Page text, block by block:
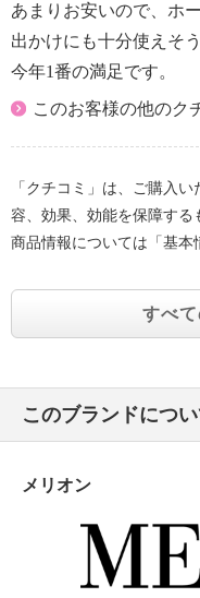
あまりお安いので、ホ
出かけにも十分使えそう
今年1番の満足です。
このお客様の他のク
「クチコミ」は、ご購入
容、効果、効能を保障する
商品情報については「基本
すべ
このブランドにつ
メリオン